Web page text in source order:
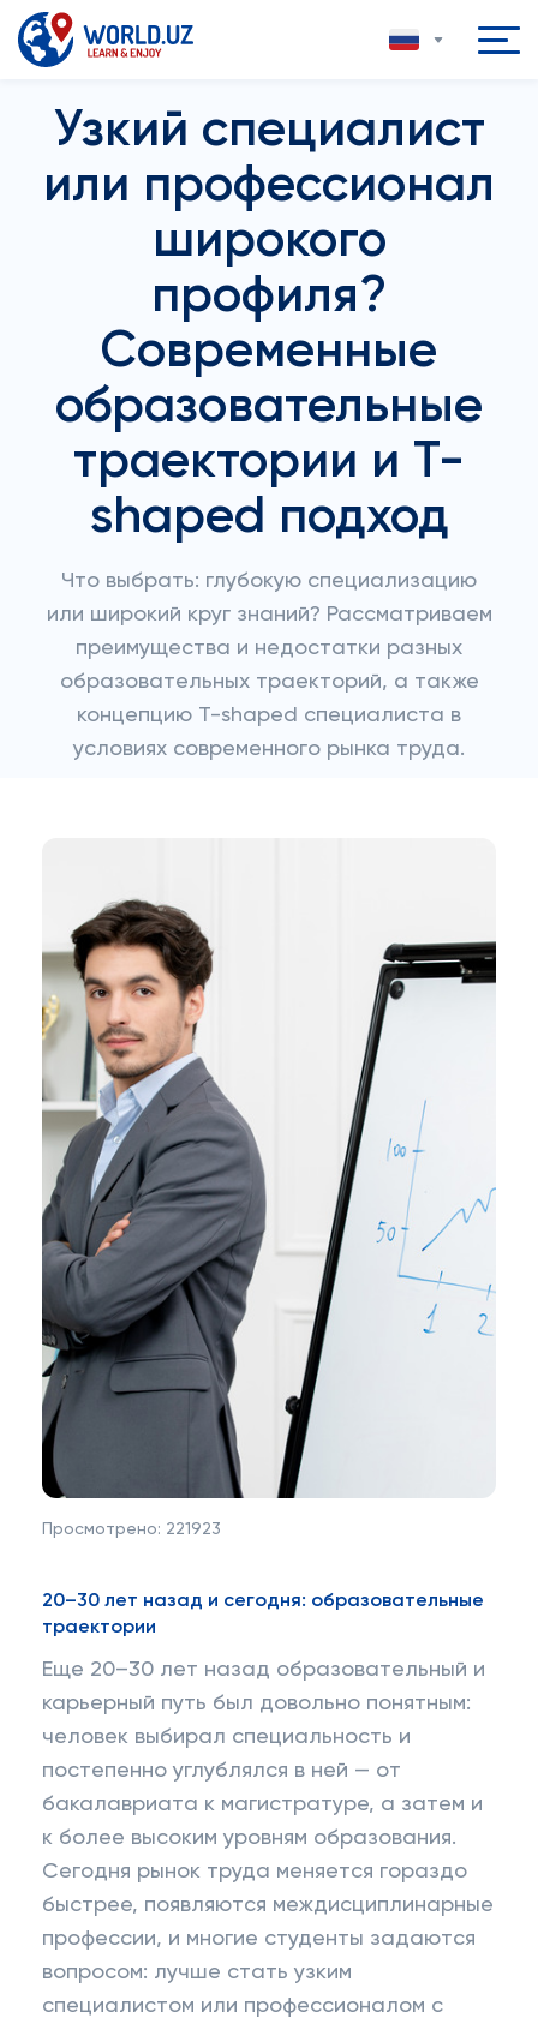
Узкий специалист
или профессионал
широкого
профиля?
Современные
образовательные
траектории и T-
shaped подход
Что выбрать: глубокую специализацию
или широкий круг знаний? Рассматриваем
преимущества и недостатки разных
образовательных траекторий, а также
концепцию T-shaped специалиста в
условиях современного рынка труда.
Просмотрено: 221923
20–30 лет назад и сегодня: образовательные
траектории
Еще 20–30 лет назад образовательный и
карьерный путь был довольно понятным:
человек выбирал специальность и
постепенно углублялся в ней — от
бакалавриата к магистратуре, а затем и
к более высоким уровням образования.
Сегодня рынок труда меняется гораздо
быстрее, появляются междисциплинарные
профессии, и многие студенты задаются
вопросом: лучше стать узким
специалистом или профессионалом с